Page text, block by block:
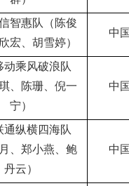
智惠队（陈俊
宏、胡雪婷）
中
动乘风破浪队
琪、陈珊、倪一
宁）
中
通纵横四海队
月、郑小燕、鲍
丹云）
中